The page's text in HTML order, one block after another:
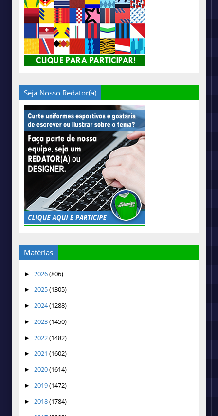
Seja Nosso Redator(a)
Matérias
► 2026(806)
► 2025(1305)
► 2024(1288)
► 2023(1450)
► 2022(1482)
► 2021 (1602)
► 2020(1614)
► 2019(1472)
► 2018(1784)